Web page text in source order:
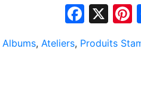
X
Albums, Ateliers, Produits